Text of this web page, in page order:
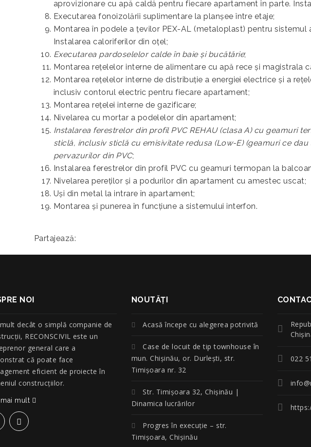
aprovizionare cu apă caldă pentru fiecare apartament în parte.
Executarea fonoizolării suplimentare la planșee între etaje;
Montarea în podele a ţevilor PEX-AL (metaloplast) pentru sistemul
Instalarea caloriferilor din oţel;
Executarea pardoselelor calde în baie și bucătărie;
Montarea reţelelor interne de alimentare cu apă rece și magistrala
Montarea reţelelor interne de distribuţie a energiei electrice şi a
inclusiv contorul electric pentru fiecare apartament;
Montarea reţelei interne de gazificare;
Nivelarea cu mortar a podelelor din apartament;
Instalarea ferestrelor din profil PVC REHAU (clasa A) cu geamuri
sticlă, inclusiv sticlă cu emisivitate redusa (Low-E) (geamuri ce
pervazurilor din PVC;
Instalarea ferestrelor din profil PVC cu geamuri termopan la
Nivelarea pereţilor şi a podurilor din apartament cu amestec uscat;
Uşi din metal la intrare în apartament;
Montarea şi punerea în funcţiune a sistemului interfon.
Partajează:
NOI
decât o simplă companie de
RECONSCIVIL este un
general care a
că poate face
eficient de proiecte în
construcțiilor.
mult
NOUTĂŢI
Acasă începe cu alegerea potrivită
Case de locuit de tip townhouse în
mun. Chișinău, or. Durlești, str.
Timișoara nr. 32
Str. Timișoara 32, Chișinău |
Dinamica lucrărilor
Progres în execuție – str.
Timișoara, Chișinău
022